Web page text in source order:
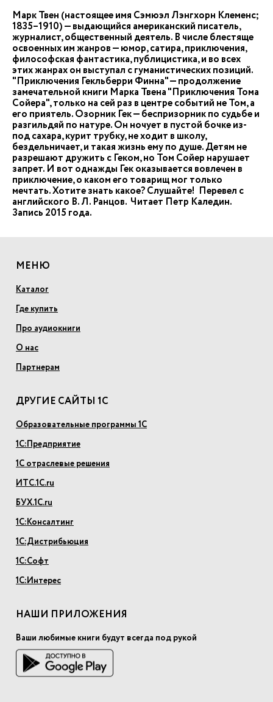
Марк Твен (настоящее имя Сэмюэл Лэнгхорн Клеменс;
1835–1910) — выдающийся американский писатель,
журналист, общественный деятель. В числе блестяще
освоенных им жанров — юмор, сатира, приключения,
философская фантастика, публицистика, и во всех
этих жанрах он выступал с гуманистических позиций.
"Приключения Гекльберри Финна" — продолжение
замечательной книги Марка Твена "Приключения Тома
Сойера", только на сей раз в центре событий не Том, а
его приятель. Озорник Гек — беспризорник по судьбе и
разгильдяй по натуре. Он ночует в пустой бочке из-
под сахара, курит трубку, не ходит в школу,
бездельничает, и такая жизнь ему по душе. Детям не
разрешают дружить с Геком, но Том Сойер нарушает
запрет. И вот однажды Гек оказывается вовлечен в
приключение, о каком его товарищ мог только
мечтать. Хотите знать какое? Слушайте! Перевел с
английского В. Л. Ранцов. Читает Петр Каледин.
Запись 2015 года.
МЕНЮ
Каталог
Где купить
Про аудиокниги
О нас
Партнерам
ДРУГИЕ САЙТЫ 1С
Образовательные программы 1С
1С:Предприятие
1С отраслевые решения
ИТС.1С.ru
БУХ.1С.ru
1С:Консалтинг
1С:Дистрибьюция
1С:Софт
1С:Интерес
НАШИ ПРИЛОЖЕНИЯ
Ваши любимые книги будут всегда под рукой